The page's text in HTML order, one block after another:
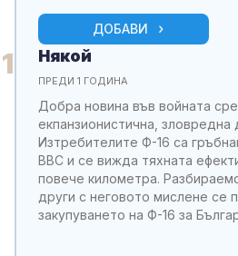
ДОБАВИ
1 Някой
ПРЕДИ 1 ГОДИНА
Добра новина във войната
екпанзионистична, зловредна
Изтребителите Ф-16 са
ВВС и се вижда тяхната
повече километра.
други с неговото мислене се
закупуването на Ф-16 за